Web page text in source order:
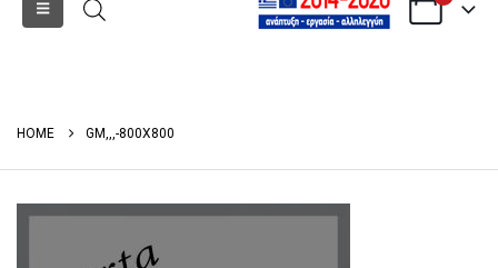
HOME GM,,,-800X800